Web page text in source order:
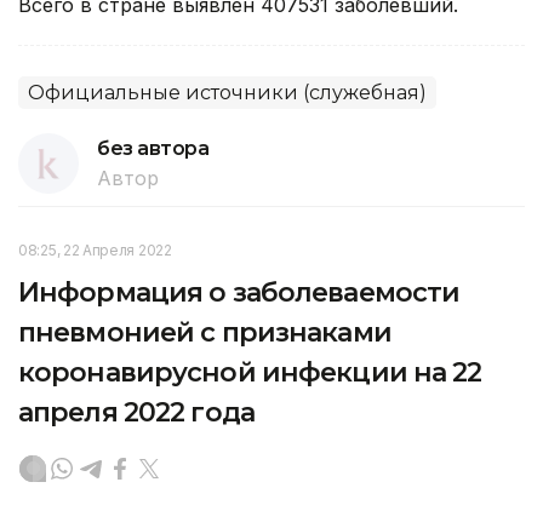
Официальные источники (служебная)
без автора
Автор
08:25, 22 Апреля 2022
Информация о заболеваемости
пневмонией с признаками
коронавирусной инфекции на 22
апреля 2022 года